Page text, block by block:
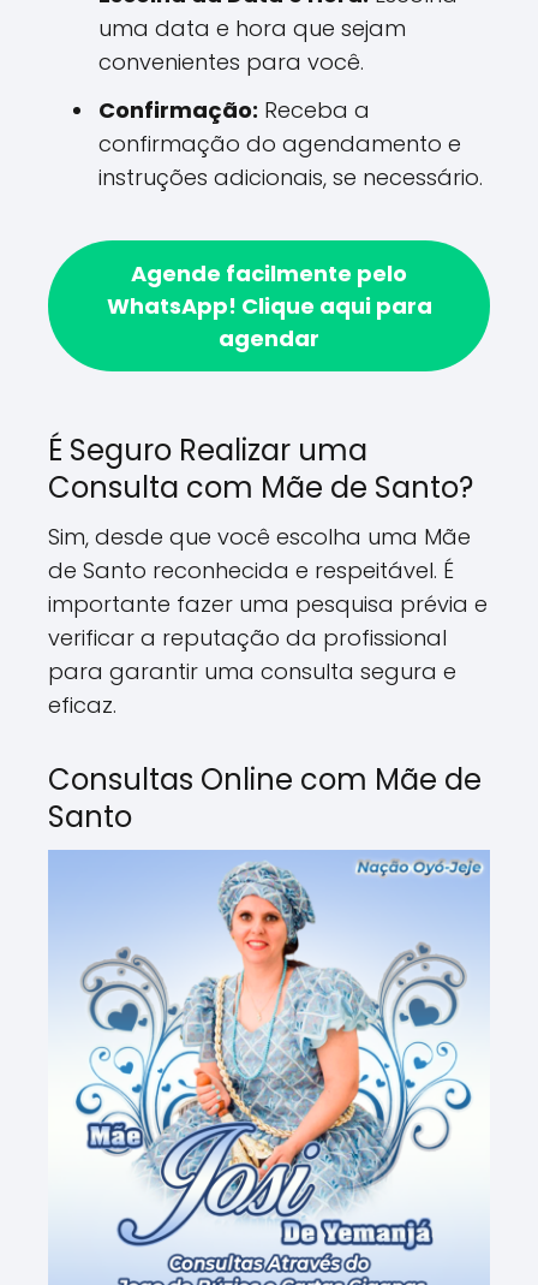
uma data e hora que sejam
convenientes para você.
Confirmação: Receba a
confirmação do agendamento e
instruções adicionais, se necessário.
Agende facilmente pelo
WhatsApp! Clique aqui para
agendar
É Seguro Realizar uma
Consulta com Mãe de Santo?
Sim, desde que você escolha uma Mãe
de Santo reconhecida e respeitável. É
importante fazer uma pesquisa prévia e
verificar a reputação da profissional
para garantir uma consulta segura e
eficaz.
Consultas Online com Mãe de
Santo